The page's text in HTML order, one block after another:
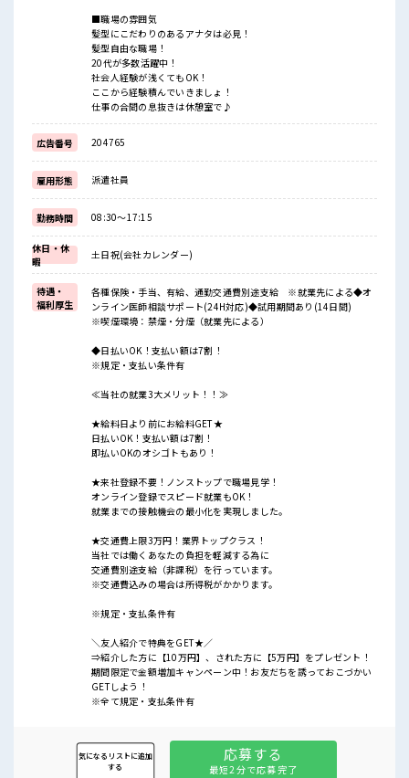
■職場の雰囲気
髪型にこだわりのあるアナタは必見！
髪型自由な職場！
20代が多数活躍中！
社会人経験が浅くてもOK！
ここから経験積んでいきましょ！
仕事の合間の息抜きは休憩室で♪
広告番号 204765
雇用形態 派遣社員
勤務時間 08:30～17:15
休日・休
暇
土日祝(会社カレンダー)
待遇・
福利厚生
各種保険・手当、有給、通勤交通費別途支給 ※就業先による◆オ
ンライン医師相談サポート(24H対応)◆試用期間あり(14日間)
※喫煙環境：禁煙・分煙（就業先による）
◆日払いOK！支払い額は7割！
※規定・支払い条件有
≪当社の就業3大メリット！！≫
★給料日より前にお給料GET★
日払いOK！支払い額は7割！
即払いOKのオシゴトもあり！
★来社登録不要！ノンストップで職場見学！
オンライン登録でスピード就業もOK！
就業までの接触機会の最小化を実現しました。
★交通費上限3万円！業界トップクラス！
当社では働くあなたの負担を軽減する為に
交通費別途支給（非課税）を行っています。
※交通費込みの場合は所得税がかかります。
※規定・支払条件有
＼友人紹介で特典をGET★／
⇒紹介した方に【10万円】、された方に【5万円】をプレゼント！
期間限定で金額増加キャンペーン中！お友だちを誘っておこづかい
GETしよう！
※全て規定・支払条件有
応募する
最短2分で応募完了
気になるリストに追加
する